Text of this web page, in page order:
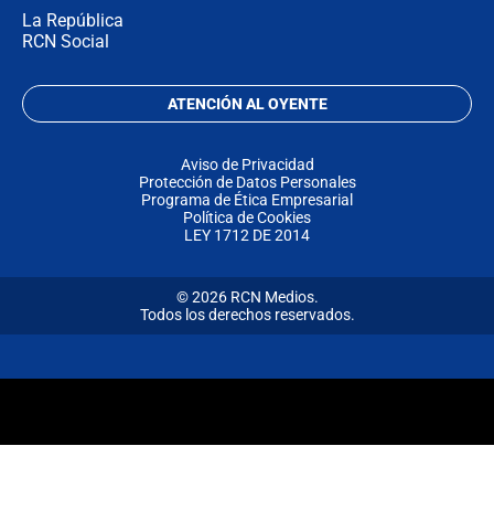
La República
RCN Social
ATENCIÓN AL OYENTE
Aviso de Privacidad
Protección de Datos Personales
Programa de Ética Empresarial
Política de Cookies
LEY 1712 DE 2014
© 2026 RCN Medios.
Todos los derechos reservados.